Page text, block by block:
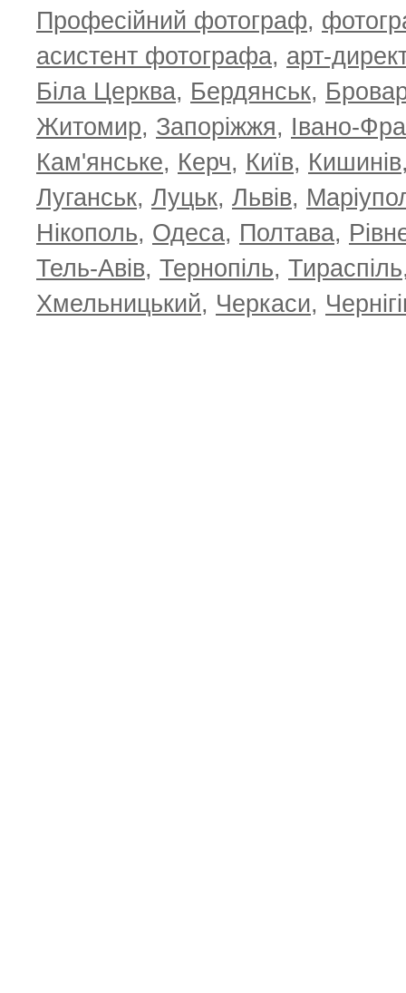
Професійний фотограф,
асистент фотографа, арт-
Біла Церква, Бердянськ,
Житомир, Запоріжжя, Івано-
Кам'янське, Керч, Київ, Кишинів
Луганськ, Луцьк, Львів,
Нікополь, Одеса, Полтава,
Тель-Авів, Тернопіль, Тираспіль
Хмельницький, Черкаси,